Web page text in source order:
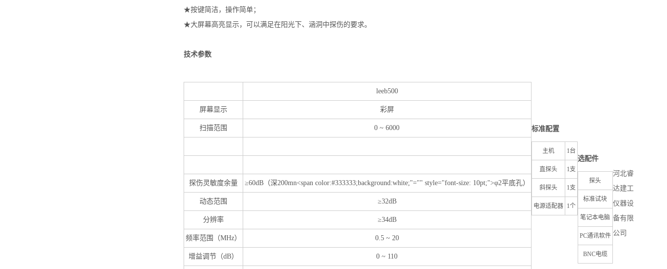
★按键简洁，操作简单；
★大屏幕高亮显示，可以满足在阳光下、涵洞中探伤的要求。
技术参数
leeb500
屏幕显示 彩屏
扫描范围 0~ 6000
探伤灵敏度余量 ≥60dB（深200mn<span color:#333333;background:white;"="" style="font-size: 10pt;">φ2平底孔）
动态范围 ≥32dB
分辨率 ≥34dB
频率范围（MHz） 0.5 ~ 20
增益调节（dB） 0~ 110
标准配置
主机 1台
直探头 1支
斜探头 1支
电源适配器 1个
选配件
探头
标准试块
笔记本电脑
PC通讯软件
BNC电缆
河北睿
达建工
仪器设
备有限
公司